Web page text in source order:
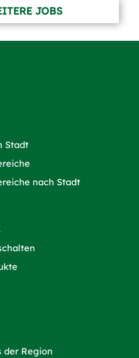
JOBS
Stadt
nach Stadt
der Region